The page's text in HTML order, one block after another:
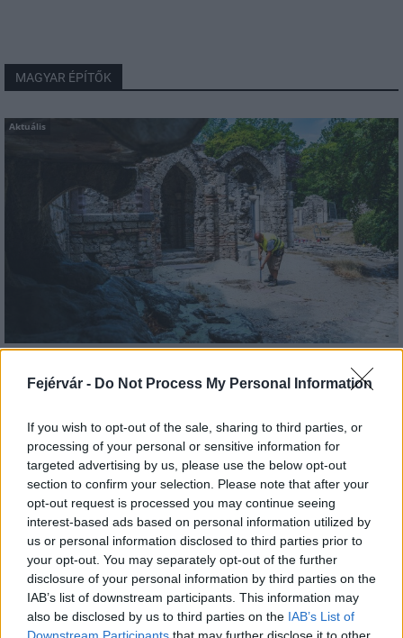
Fejérvár - Do Not Process My Personal Information
If you wish to opt-out of the sale, sharing to third parties, or
processing of your personal or sensitive information for
targeted advertising by us, please use the below opt-out
section to confirm your selection. Please note that after your
opt-out request is processed you may continue seeing
interest-based ads based on personal information utilized by
us or personal information disclosed to third parties prior to
your opt-out. You may separately opt-out of the further
disclosure of your personal information by third parties on the
IAB’s list of downstream participants. This information may
also be disclosed by us to third parties on the IAB’s List of
MAGYAR ÉPÍTŐK
Aktuális
Történelmi táj, amelynek minden köve mesél –
A projekt részeként megújulnak a területen található
műemlékek, köztük a különleges Műromok, valamint a közeli
Várkanyarban álló Nepomuki Szent János híd és szobor is.
M1 bővítés: már zajlik a teljesen új
Bicske Kelet csomópont építése
Új gyalogosátkelők és jelzőlámpás